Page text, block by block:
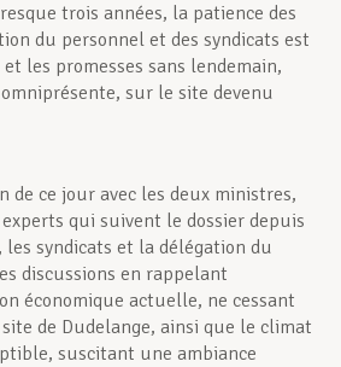
trois années, la patience des
du personnel et des syndicats est
les promesses sans lendemain,
sur le site devenu
de ce jour avec les deux ministres,
qui suivent le dossier depuis
syndicats et la délégation du
discussions en rappelant
économique actuelle, ne cessant
de Dudelange, ainsi que le climat
suscitant une ambiance